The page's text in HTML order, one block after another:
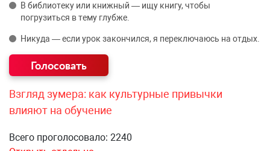
В библиотеку или книжный — ищу книгу, чтобы
погрузиться в тему глубже.
Никуда — если урок закончился, я переключаюсь на отдых.
Взгляд зумера: как культурные привычки
влияют на обучение
Всего проголосовало: 2240